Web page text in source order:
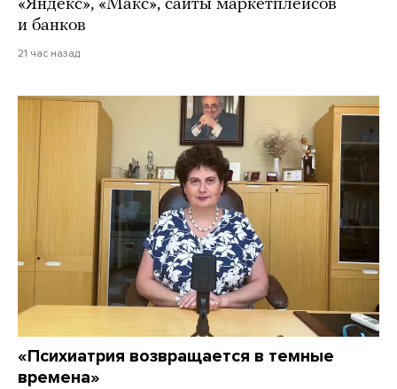
«Яндекс», «Макс», сайты маркетплейсов
и банков
21 час назад
«Психиатрия возвращается в темные
времена»